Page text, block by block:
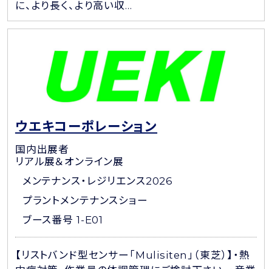
に、より長く、より高い収...
ウエキコーポレーション
国内出展者
リアル展＆オンライン展
メンテナンス・レジリエンス2026
プラントメンテナンスショー
ブース番号 1-E01
【リストバンド型センサー「Mulisiten」（東芝）】・熱